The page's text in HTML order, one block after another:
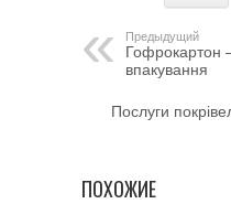
Предыдущий
Гофрокартон
впакування
Послуги
ПОХОЖИЕ